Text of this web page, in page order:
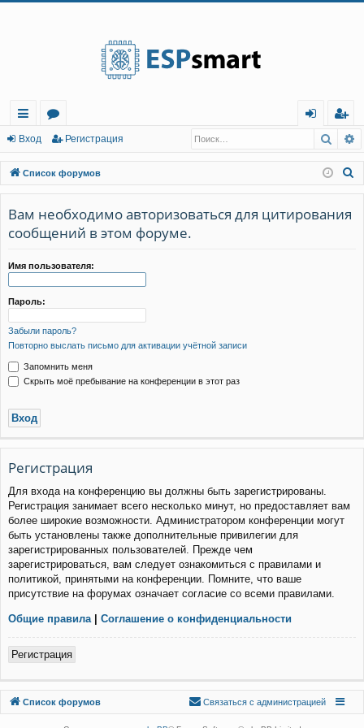
с
ы
лк
и
о
ру
м
ы
д
г
ис
тр
ац
Вход Регистрация
Список форумов
Вам необходимо авторизоваться для цитирования
сообщений в этом форуме.
Имя пользователя:
Пароль:
Забыли пароль?
Повторно выслать письмо для активации учётной записи
Запомнить меня
Скрыть моё пребывание на конференции в этот раз
Регистрация
Для входа на конференцию вы должны быть зарегистрированы.
Регистрация занимает всего несколько минут, но предоставляет вам
более широкие возможности. Администратором конференции могут
быть установлены также дополнительные привилегии для
зарегистрированных пользователей. Прежде чем
зарегистрироваться, вам следует ознакомиться с правилами и
политикой, принятыми на конференции. Помните, что ваше
присутствие на форумах означает согласие со всеми правилами.
Общие правила | Соглашение о конфиденциальности
Регистрация
Список форумов
Связаться с
Связаться с администрацией